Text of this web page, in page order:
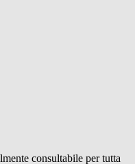
consultabile per tutta